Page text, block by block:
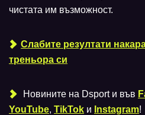
чистата им възможност.
Слабите резултати
треньора си
Новините на Dsport и във
YouTube, TikTok и Instagram!